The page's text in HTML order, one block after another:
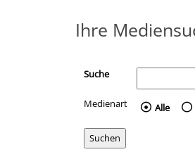
Ihre
Suche
Medienart Alle